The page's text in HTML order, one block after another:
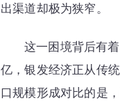
出渠道却极为狭窄。
这一困境背后有
亿，银发经济正从传
口规模形成对比的是